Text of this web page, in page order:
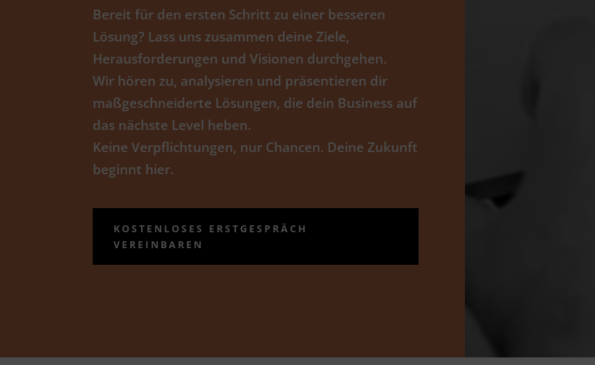
Bereit für den ersten Schritt zu einer besseren
Lösung? Lass uns zusammen deine Ziele,
Herausforderungen und Visionen durchgehen.
Wir hören zu, analysieren und präsentieren dir
maßgeschneiderte Lösungen, die dein Business auf
das nächste Level heben.
Keine Verpflichtungen, nur Chancen. Deine Zukunft
beginnt hier.
KOSTENLOSES ERSTGESPRÄCH
VEREINBAREN